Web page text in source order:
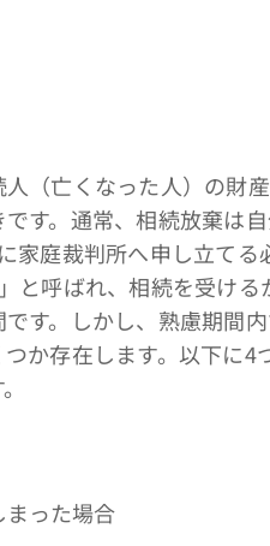
（亡くなった人）の財
す。通常、相続放棄は
家庭裁判所へ申し立てる
と呼ばれ、相続を受ける
す。しかし、熟慮期間
か存在します。以下に4
った場合